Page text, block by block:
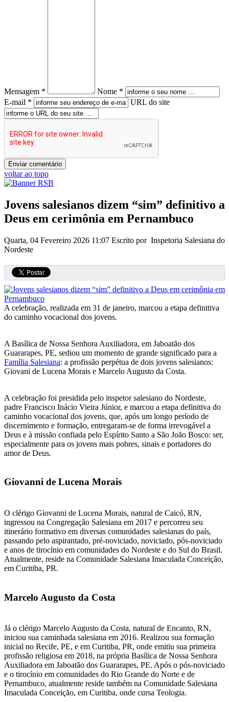
Mensagem *
Nome *
E-mail *
URL do site
voltar ao topo
Jovens salesianos dizem “sim” definitivo a
Deus em cerimônia em Pernambuco
Quarta, 04 Fevereiro 2026 11:07 Escrito por Inspetoria Salesiana do
Nordeste
A celebração, realizada em 31 de janeiro, marcou a etapa definitiva
do caminho vocacional dos jovens.
A Basílica de Nossa Senhora Auxiliadora, em Jaboatão dos
Guararapes, PE, sediou um momento de grande significado para a
Família Salesiana: a profissão perpétua de dois jovens salesianos:
Giovani de Lucena Morais e Marcelo Augusto da Costa.
A celebração foi presidida pelo inspetor salesiano do Nordeste,
padre Francisco Inácio Vieira Júnior, e marcou a etapa definitiva do
caminho vocacional dos jovens, que, após um longo período de
discernimento e formação, entregaram-se de forma irrevogável a
Deus e à missão confiada pelo Espírito Santo a São João Bosco: ser,
especialmente para os jovens mais pobres, sinais e portadores do
amor de Deus.
Giovanni de Lucena Morais
O clérigo Giovanni de Lucena Morais, natural de Caicó, RN,
ingressou na Congregação Salesiana em 2017 e percorreu seu
itinerário formativo em diversas comunidades salesianas do país,
passando pelo aspirantado, pré-noviciado, noviciado, pós-noviciado
e anos de tirocínio em comunidades do Nordeste e do Sul do Brasil.
Atualmente, reside na Comunidade Salesiana Imaculada Conceição,
em Curitiba, PR.
Marcelo Augusto da Costa
Já o clérigo Marcelo Augusto da Costa, natural de Encanto, RN,
iniciou sua caminhada salesiana em 2016. Realizou sua formação
inicial no Recife, PE, e em Curitiba, PR, onde emitiu sua primeira
profissão religiosa em 2018, na própria Basílica de Nossa Senhora
Auxiliadora em Jaboatão dos Guararapes, PE. Após o pós-noviciado
e o tirocínio em comunidades do Rio Grande do Norte e de
Pernambuco, atualmente reside também na Comunidade Salesiana
Imaculada Conceição, em Curitiba, onde cursa Teologia.